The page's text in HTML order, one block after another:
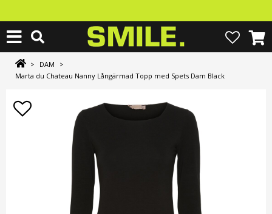
> DAM
>
Marta du Chateau Nanny Långärmad Topp med Spets Dam Black